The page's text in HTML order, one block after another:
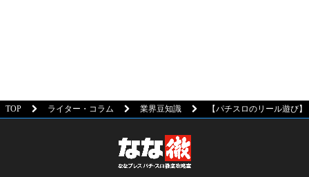
TOP ライター・コラム 業界豆知識 【パチスロのリール遊び